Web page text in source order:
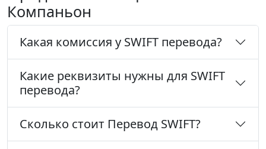
Компаньон
Какая комиссия у SWIFT перевода?
Какие реквизиты нужны для SWIFT
перевода?
Сколько стоит Перевод SWIFT?